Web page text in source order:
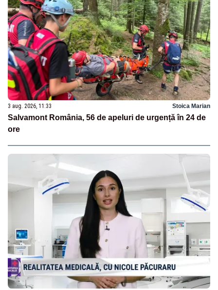
3 aug. 2026, 11:33 Stoica Marian
Salvamont România, 56 de apeluri de urgență în 24 de
ore